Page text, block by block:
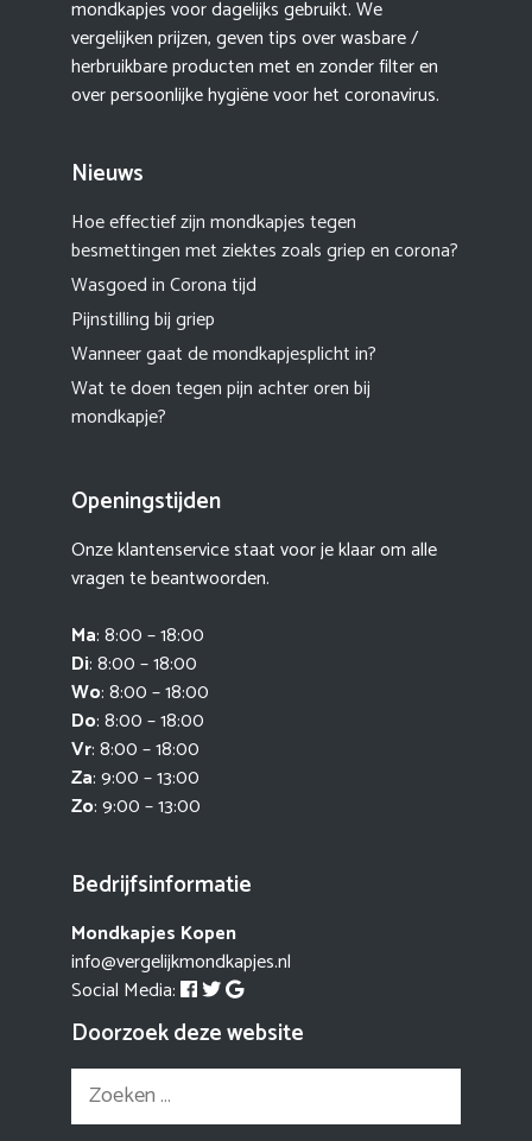
mondkapjes voor dagelijks gebruikt. We
vergelijken prijzen, geven tips over wasbare /
herbruikbare producten met en zonder filter en
over persoonlijke hygiëne voor het coronavirus.
Nieuws
Hoe effectief zijn mondkapjes tegen
besmettingen met ziektes zoals griep en corona?
Wasgoed in Corona tijd
Pijnstilling bij griep
Wanneer gaat de mondkapjesplicht in?
Wat te doen tegen pijn achter oren bij
mondkapje?
Openingstijden
Onze klantenservice staat voor je klaar om alle
vragen te beantwoorden.
Ma: 8:00 – 18:00
Di: 8:00 – 18:00
Wo: 8:00 – 18:00
Do: 8:00 – 18:00
Vr: 8:00 – 18:00
Za: 9:00 – 13:00
Zo: 9:00 – 13:00
Bedrijfsinformatie
Mondkapjes Kopen
info@vergelijkmondkapjes.nl
Social Media:
Doorzoek deze website
Zoek
naar: